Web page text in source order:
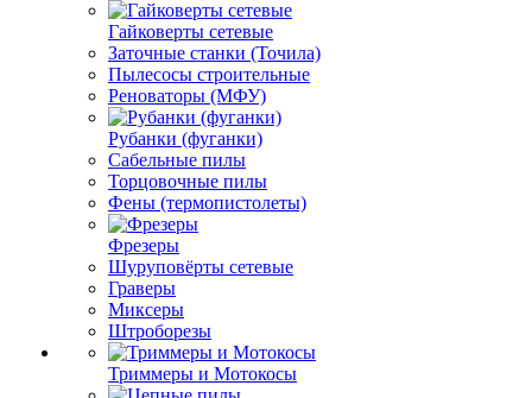
Гайковерты сетевые
Заточные станки (Точила)
Пылесосы строительные
Реноваторы (МФУ)
Рубанки (фуганки)
Сабельные пилы
Торцовочные пилы
Фены (термопистолеты)
Фрезеры
Шуруповёрты сетевые
Граверы
Миксеры
Штроборезы
Триммеры и Мотокосы